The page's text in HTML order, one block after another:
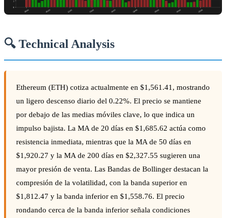
🔍 Technical Analysis
Ethereum (ETH) cotiza actualmente en $1,561.41, mostrando
un ligero descenso diario del 0.22%. El precio se mantiene
por debajo de las medias móviles clave, lo que indica un
impulso bajista. La MA de 20 días en $1,685.62 actúa como
resistencia inmediata, mientras que la MA de 50 días en
$1,920.27 y la MA de 200 días en $2,327.55 sugieren una
mayor presión de venta. Las Bandas de Bollinger destacan la
compresión de la volatilidad, con la banda superior en
$1,812.47 y la banda inferior en $1,558.76. El precio
rondando cerca de la banda inferior señala condiciones